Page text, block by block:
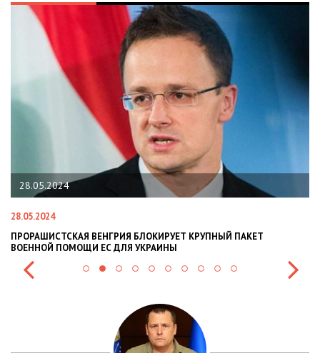
28.05.2024
28.05.2024
ПРОРАШИСТСКАЯ ВЕНГРИЯ БЛОКИРУЕТ КРУПНЫЙ ПАКЕТ
ВОЕННОЙ ПОМОЩИ ЕС ДЛЯ УКРАИНЫ